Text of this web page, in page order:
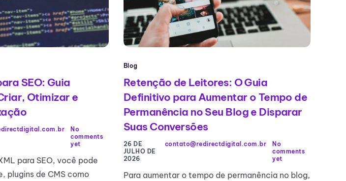
SEO: Guia
Otimizar e
No
comments
yet
para SEO, você pode
plugins de CMS como
Blog
Retenção de Leitores: O Guia
Definitivo para Aumentar o Tempo de
Permanência no Seu Blog e Disparar
Suas Conversões
26 DE
JULHO DE
2026
contato@redirectdigital.com.br
No
comments
yet
Para aumentar o tempo de permanência no blog,